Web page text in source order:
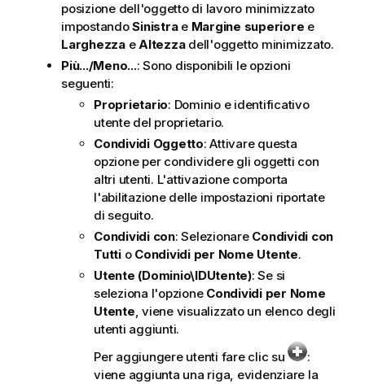
posizione dell'oggetto di lavoro minimizzato
impostandoSinistrae Margine superiore e
LarghezzaeAltezzadell'oggetto minimizzato.
Più.../Meno...: Sono disponibili le opzioni
seguenti:
Proprietario: Dominio e identificativo
utente del proprietario.
Condividi Oggetto: Attivare questa
opzione per condividere gli oggetti con
altri utenti. L'attivazione comporta
l'abilitazione delle impostazioni riportate
di seguito.
Condividi con: Selezionare Condividi con
Tuttio Condividi per Nome Utente.
Utente (Dominio\IDUtente): Se si
seleziona l'opzione Condividi per Nome
Utente, viene visualizzato un elenco degli
utenti aggiunti.
Per aggiungere utenti fare clic su
:
viene aggiunta una riga, evidenziare la